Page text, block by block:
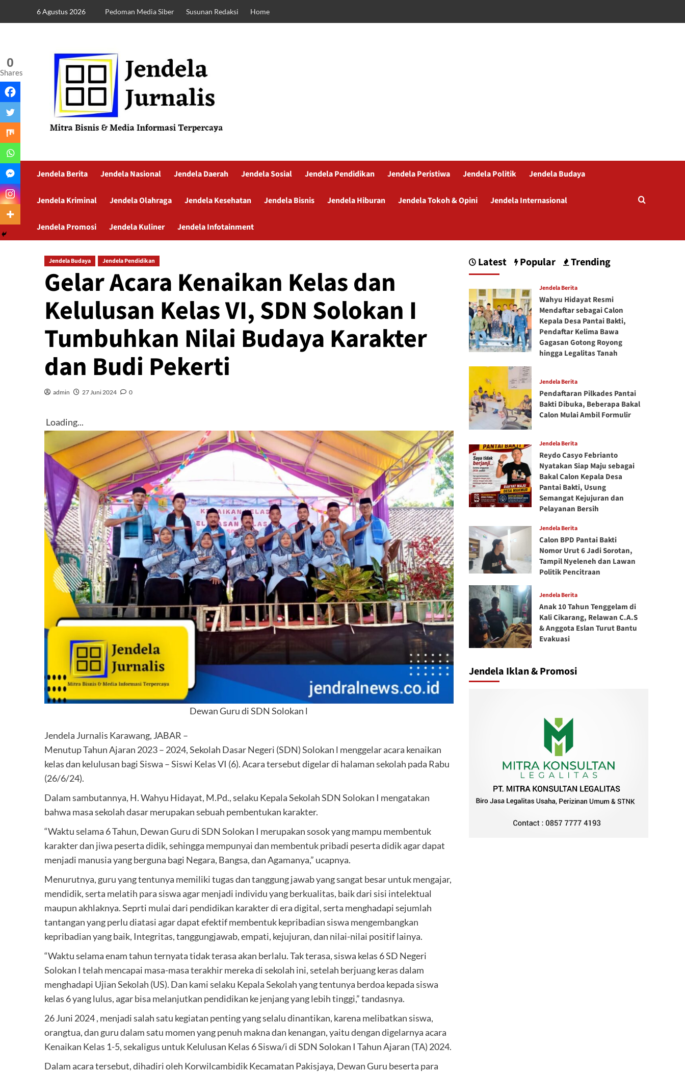
6 Agustus 2026 Pedoman Media Siber Susunan Redaksi Home
Jendela Berita Jendela Nasional Jendela Daerah Jendela Sosial Jendela Pendidikan Jendela Peristiwa Jendela Politik Jendela Budaya
Jendela Kriminal Jendela Olahraga Jendela Kesehatan Jendela Bisnis Jendela Hiburan Jendela Tokoh & Opini Jendela Internasional
Jendela Promosi Jendela Kuliner Jendela Infotainment
Jendela Budaya Jendela Pendidikan
Gelar Acara Kenaikan Kelas dan
Kelulusan Kelas VI, SDN Solokan I
Tumbuhkan Nilai Budaya Karakter
dan Budi Pekerti
admin 27 Juni 2024 0
Loading...
Dewan Guru di SDN Solokan l
Jendela Jurnalis Karawang, JABAR –
Menutup Tahun Ajaran 2023 – 2024, Sekolah Dasar Negeri (SDN) Solokan l menggelar acara kenaikan
kelas dan kelulusan bagi Siswa – Siswi Kelas VI (6). Acara tersebut digelar di halaman sekolah pada Rabu
(26/6/24).
Dalam sambutannya, H. Wahyu Hidayat, M.Pd., selaku Kepala Sekolah SDN Solokan I mengatakan
bahwa masa sekolah dasar merupakan sebuah pembentukan karakter.
“Waktu selama 6 Tahun, Dewan Guru di SDN Solokan I merupakan sosok yang mampu membentuk
karakter dan jiwa peserta didik, sehingga mempunyai dan membentuk pribadi peserta didik agar dapat
menjadi manusia yang berguna bagi Negara, Bangsa, dan Agamanya,” ucapnya.
Menurutnya, guru yang tentunya memiliki tugas dan tanggung jawab yang sangat besar untuk mengajar,
mendidik, serta melatih para siswa agar menjadi individu yang berkualitas, baik dari sisi intelektual
maupun akhlaknya. Seprti mulai dari pendidikan karakter di era digital, serta menghadapi sejumlah
tantangan yang perlu diatasi agar dapat efektif membentuk kepribadian siswa mengembangkan
kepribadian yang baik, Integritas, tanggungjawab, empati, kejujuran, dan nilai-nilai positif lainya.
“Waktu selama enam tahun ternyata tidak terasa akan berlalu. Tak terasa, siswa kelas 6 SD Negeri
Solokan I telah mencapai masa-masa terakhir mereka di sekolah ini, setelah berjuang keras dalam
menghadapi Ujian Sekolah (US). Dan kami selaku Kepala Sekolah yang tentunya berdoa kepada siswa
kelas 6 yang lulus, agar bisa melanjutkan pendidikan ke jenjang yang lebih tinggi,” tandasnya.
26 Juni 2024 , menjadi salah satu kegiatan penting yang selalu dinantikan, karena melibatkan siswa,
orangtua, dan guru dalam satu momen yang penuh makna dan kenangan, yaitu dengan digelarnya acara
Kenaikan Kelas 1-5, sekaligus untuk Kelulusan Kelas 6 Siswa/i di SDN Solokan I Tahun Ajaran (TA) 2024.
Dalam acara tersebut, dihadiri oleh Korwilcambidik Kecamatan Pakisjaya, Dewan Guru beserta para
0
Shares
Latest Popular Trending
Jendela Berita
Wahyu Hidayat Resmi
Mendaftar sebagai Calon
Kepala Desa Pantai Bakti,
Pendaftar Kelima Bawa
Gagasan Gotong Royong
hingga Legalitas Tanah
Jendela Berita
Pendaftaran Pilkades Pantai
Bakti Dibuka, Beberapa Bakal
Calon Mulai Ambil Formulir
Jendela Berita
Reydo Casyo Febrianto
Nyatakan Siap Maju sebagai
Bakal Calon Kepala Desa
Pantai Bakti, Usung
Semangat Kejujuran dan
Pelayanan Bersih
Jendela Berita
Calon BPD Pantai Bakti
Nomor Urut 6 Jadi Sorotan,
Tampil Nyeleneh dan Lawan
Politik Pencitraan
Jendela Berita
Anak 10 Tahun Tenggelam di
Kali Cikarang, Relawan C.A.S
& Anggota Eslan Turut Bantu
Evakuasi
Jendela Iklan & Promosi